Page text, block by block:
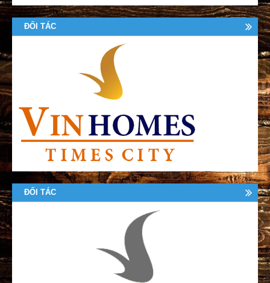
ĐỐI TÁC
ĐỐI TÁC